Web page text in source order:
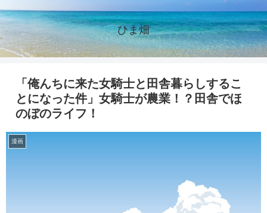
ひま畑
「俺んちに来た女騎士と田舎暮らしするこ
とになった件」女騎士が農業！？田舎でほ
のぼのライフ！
漫画